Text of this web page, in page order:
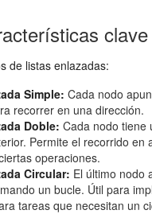
clave
de listas enlazadas:
Simple: Cada nodo
recorrer en una dirección.
Doble: Cada nodo tiene
Permite el recorrido en
operaciones.
Circular: El último nodo
un bucle. Útil para
tareas que necesitan un